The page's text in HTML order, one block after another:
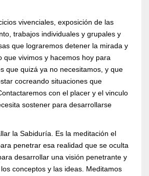
vivenciales, exposición de las
trabajos individuales y grupales y
que lograremos detener la mirada y
que vivimos y hacemos hoy para
que quizá ya no necesitamos, y que
cocreando situaciones que
con el placer y el vinculo
sostener para desarrollarse
la Sabiduría. Es la meditación el
penetrar esa realidad que se oculta
desarrollar una visión penetrante y
conceptos y las ideas. Meditamos